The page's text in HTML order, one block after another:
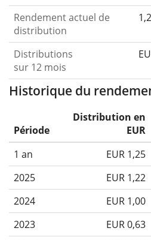
Rendement actuel de
distribution
Distributions
sur 12 mois
Historique du
Période
Distribution en
EUR
1 an
EUR 1,25
2025
EUR 1,22
2024
EUR 1,00
2023
EUR 0,63